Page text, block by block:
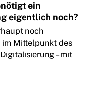
ein
eigentlich noch?
noch
im Mittelpunkt des
– mit